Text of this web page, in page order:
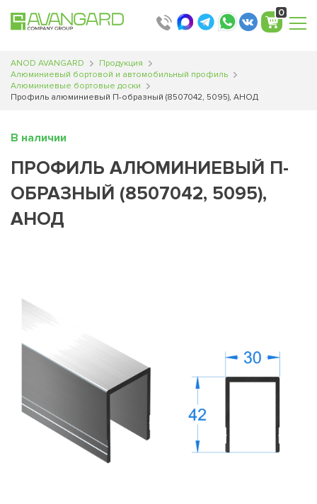
0
ANOD AVANGARD
Продукция
Алюминиевый бортовой и автомобильный профиль
Алюминиевые бортовые доски
Профиль алюминиевый П-образный (8507042, 5095), АНОД
В наличии
ПРОФИЛЬ АЛЮМИНИЕВЫЙ П-
ОБРАЗНЫЙ (8507042, 5095),
АНОД